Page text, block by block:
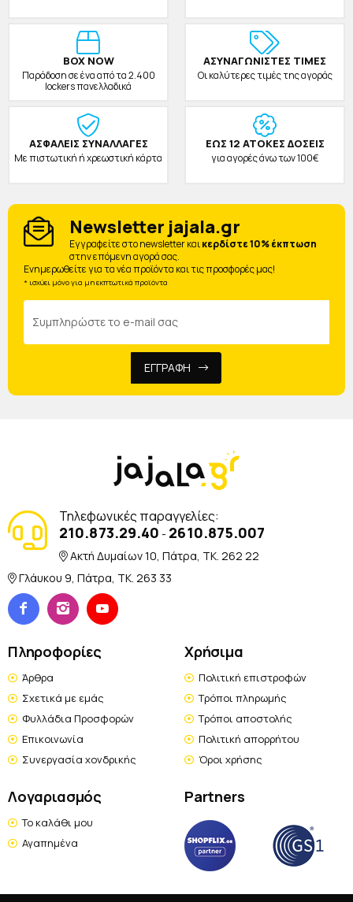
BOX NOW
Παράδοση σε ένα από τα 2.400
lockers πανελλαδικά
ΑΣΥΝΑΓΩΝΙΣΤΕΣ ΤΙΜΕΣ
Οι καλύτερες τιμές της αγοράς
ΑΣΦΑΛΕΙΣ ΣΥΝΑΛΛΑΓΕΣ
Με πιστωτική ή χρεωστική κάρτα
ΕΩΣ 12 ΑΤΟΚΕΣ ΔΟΣΕΙΣ
για αγορές άνω των 100€
Newsletter jajala.gr
Eγγραφείτε στο newsletter καικερδίστε 10% έκπτωση
στην επόμενη αγορά σας.
Ενημερωθείτε για τα νέα προϊόντα και τις προσφορές μας!
* ισχύει μόνο για μη εκπτωτικά προϊόντα
ΕΓΓΡΑΦΗ
Τηλεφωνικές παραγγελίες:
210.873.29.40 - 2610.875.007
Ακτή Δυμαίων 10, Πάτρα, TK. 262 22
Γλάυκου 9, Πάτρα, TK. 263 33
Πληροφορίες
Άρθρα
Σχετικά με εμάς
Φυλλάδια Προσφορών
Επικοινωνία
Συνεργασία χονδρικής
Χρήσιμα
Πολιτική επιστροφών
Τρόποι πληρωμής
Τρόποι αποστολής
Πολιτική απορρήτου
Όροι χρήσης
Λογαριασμός
Το καλάθι μου
Αγαπημένα
Partners